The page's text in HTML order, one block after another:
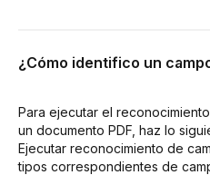
¿Cómo identifico un
Para ejecutar el
un documento PDF, haz lo
Ejecutar reconocimiento de
tipos correspondientes de